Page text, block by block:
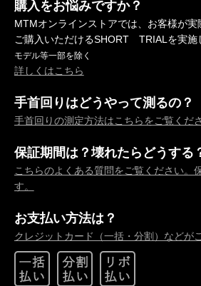
購入をお悩みですか？
MTMオンラインストアでは、お客様が
ご購入いただけるSHORT TRIALを実施
モデル等一部を除く
詳しくはこちら
手首回りはどうやって測るの？
手首回りの測定方法はこちらをご覧くださ
保証期間は？壊れたらどうする
こちらのよくある質問をご覧ください。
す。
お支払い方法は？
クレジットカード（一括・分割）などが